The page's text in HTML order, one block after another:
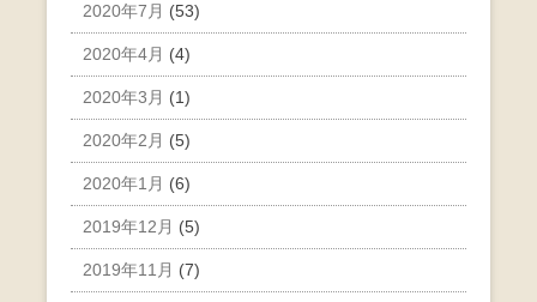
2020年7月 (53)
2020年4月 (4)
2020年3月 (1)
2020年2月 (5)
2020年1月 (6)
2019年12月 (5)
2019年11月 (7)